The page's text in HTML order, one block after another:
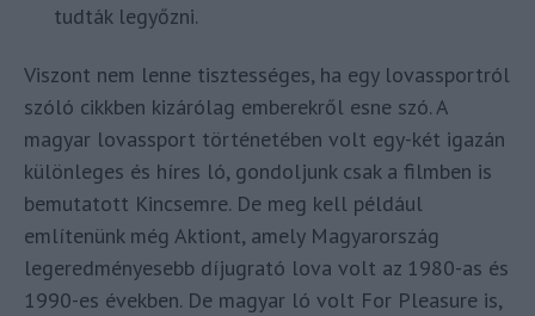
tudták legyőzni.
Viszont nem lenne tisztességes, ha egy lovassportról
szóló cikkben kizárólag emberekről esne szó. A
magyar lovassport történetében volt egy-két igazán
különleges és híres ló, gondoljunk csak a filmben is
bemutatott Kincsemre. De meg kell például
említenünk még Aktiont, amely Magyarország
legeredményesebb díjugrató lova volt az 1980-as és
1990-es években. De magyar ló volt For Pleasure is,